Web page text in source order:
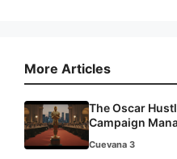
More Articles
The Oscar
Campaign
Cuevana 3